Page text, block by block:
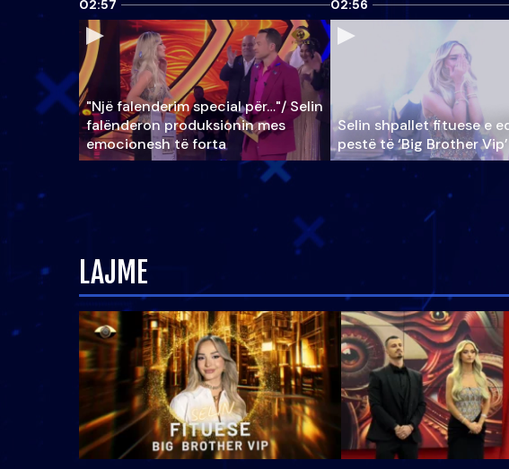
02:57
"Një falenderim special për…"/ Selin
falënderon produksionin mes
emocionesh të forta
02:56
Selin shpallet fituese e
pestë të ‘Big Brother Vip’
LAJME